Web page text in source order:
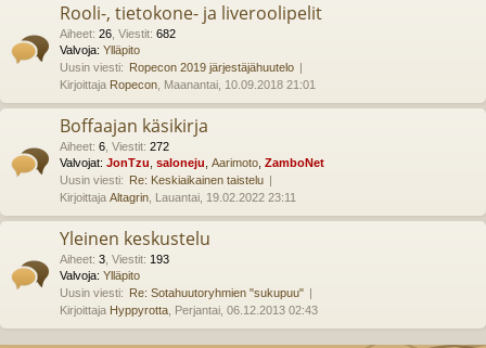
Rooli-, tietokone- ja liveroolipelit
Aiheet: 26 Viestit: 682
Valvoja: Ylläpito
Uusin viesti: Ropecon 2019 järjestäjähuutelo
Kirjoittaja Ropecon , Maanantai, 10.09.2018 21:01
Boffaajan käsikirja
Aiheet: 6 Viestit: 272
Valvojat: JonTzu saloneju Aarimoto ZamboNet
Uusin viesti: Re: Keskiaikainen taistelu
Kirjoittaja Altagrin , Lauantai, 19.02.2022 23:11
Yleinen keskustelu
Aiheet: 3 Viestit: 193
Valvoja: Ylläpito
Uusin viesti: Re: Sotahuutoryhmien "sukupuu"
Kirjoittaja Hyppyrotta , Perjantai, 06.12.2013 02:43